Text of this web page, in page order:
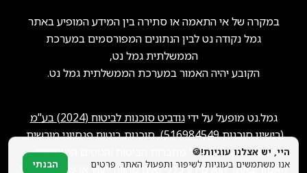
במקרה של אי התאמה או סתירה בין המידע המופיע באתר
גמל נקודה נט לבין הנתונים המפורסמים במערכת
הממשלתית גמל נט,
הקובע יהיה האמור במערכת הממשלתית גמל נט.
גמל.נט מופעל על ידיגודביט סוכנות לביטוח (2024) בע"מ
(רישיון סוכנות516984549), סוכנות ביטוח פנסיוני מורשית.
ייתכן שנקבל תגמול מחברות הביטוח והגופים המוסדיים.
האמור באתר הוא מידע כללי ואינו מהווה ייעוץ או שיווק פנסיוני
היי, יש אצלנו עוגיות!🍪
אנו משתמשים בעוגיות לשיפור ותפעול האתר. פרטים
הבנתי